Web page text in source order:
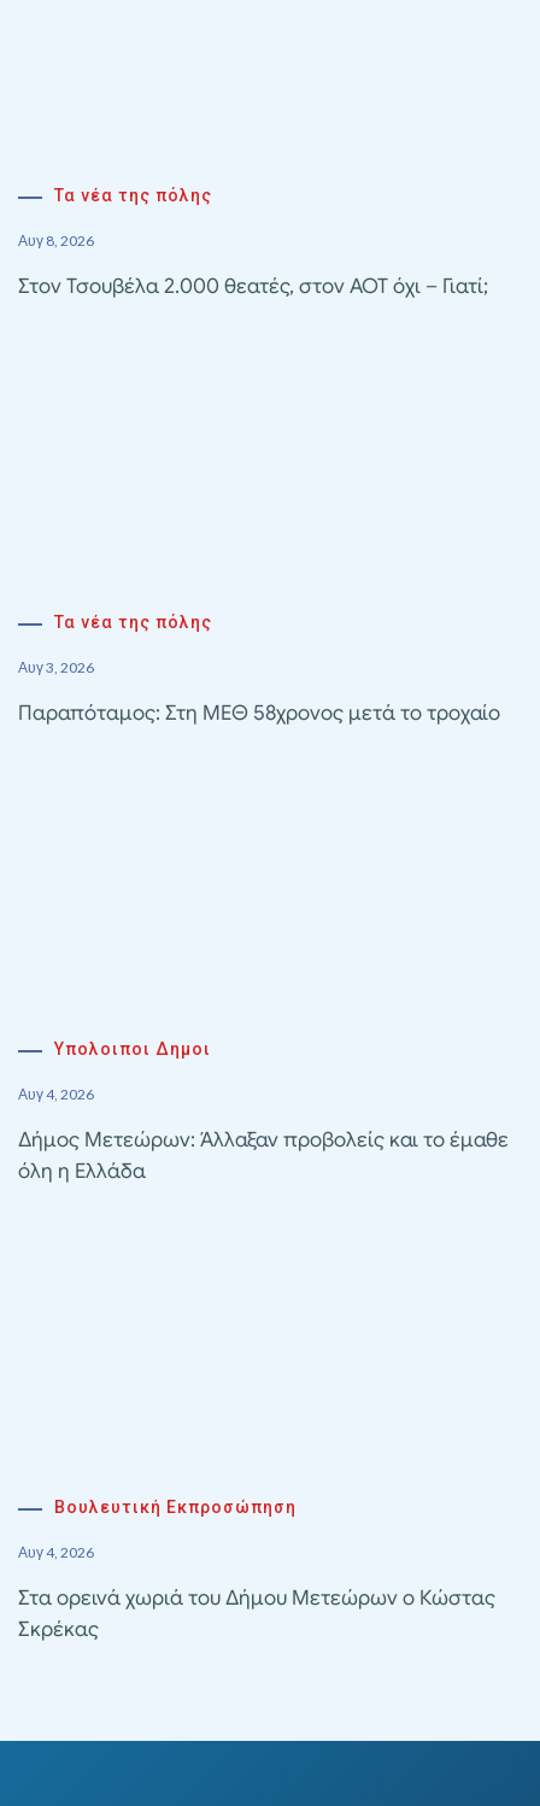
Τα νέα της πόλης
Αυγ 8, 2026
Στον Τσουβέλα 2.000 θεατές, στον ΑΟΤ όχι – Γιατί;
Τα νέα της πόλης
Αυγ 3, 2026
Παραπόταμος: Στη ΜΕΘ 58χρονος μετά το τροχαίο
Υπολοιποι Δημοι
Αυγ 4, 2026
Δήμος Μετεώρων: Άλλαξαν προβολείς και το έμαθε
όλη η Ελλάδα
Βουλευτική Εκπροσώπηση
Αυγ 4, 2026
Στα ορεινά χωριά του Δήμου Μετεώρων ο Κώστας
Σκρέκας